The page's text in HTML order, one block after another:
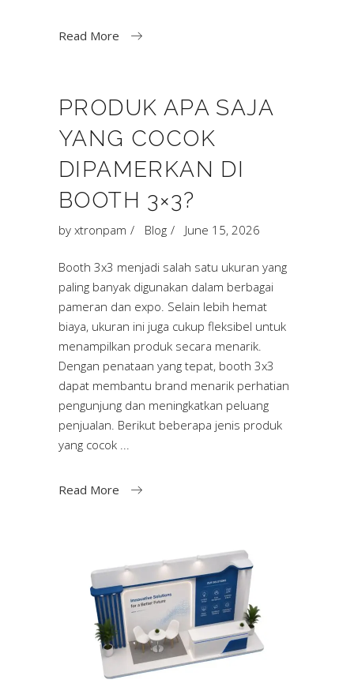
Read More
PRODUK APA SAJA
YANG COCOK
DIPAMERKAN DI
BOOTH 3×3?
by xtronpam Blog June 15, 2026
Booth 3x3 menjadi salah satu ukuran yang
paling banyak digunakan dalam berbagai
pameran dan expo. Selain lebih hemat
biaya, ukuran ini juga cukup fleksibel untuk
menampilkan produk secara menarik.
Dengan penataan yang tepat, booth 3x3
dapat membantu brand menarik perhatian
pengunjung dan meningkatkan peluang
penjualan. Berikut beberapa jenis produk
yang cocok
Read More